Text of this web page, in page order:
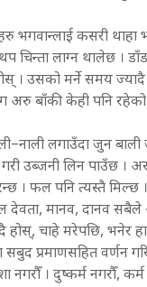
भगवान्लाई कसरी थाहा
चिन्ता लाग्न थालेछ ।
। उसको मर्ने समय ज्यादै
अरु बाँकी केही पनि
लगाउँदा जुन
गरी उब्जनी लिन पाउँछ ।
। फल पनि त्यस्तै मिल्छ
मानव, दानव सबैले
होस्, चाहे मरेपछि, भनेर
सबुद प्रमाणसहित वर्णन
। दुष्कर्म नगरौँ, कर्म